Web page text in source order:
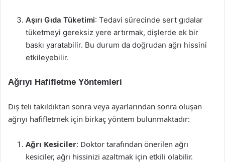
Aşırı Gıda Tüketimi: Tedavi sürecinde sert gıdalar
tüketmeyi gereksiz yere artırmak, dişlerde ek bir
baskı yaratabilir. Bu durum da doğrudan ağrı hissini
etkileyebilir.
Ağrıyı Hafifletme Yöntemleri
Diş teli takıldıktan sonra veya ayarlarından sonra oluşan
ağrıyı hafifletmek için birkaç yöntem bulunmaktadır:
Ağrı Kesiciler: Doktor tarafından önerilen ağrı
kesiciler, ağrı hissinizi azaltmak için etkili olabilir.